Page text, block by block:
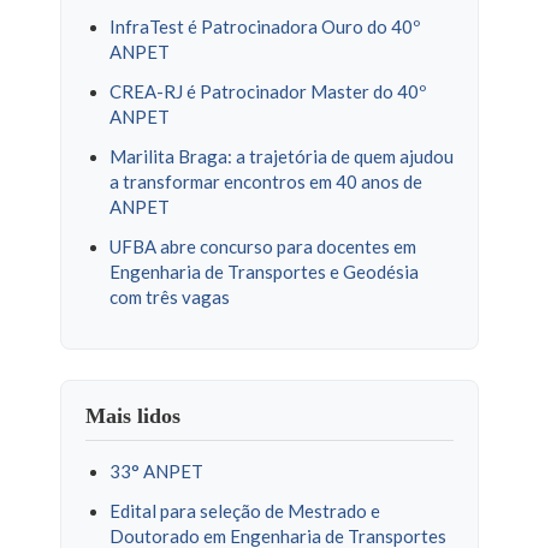
InfraTest é Patrocinadora Ouro do 40º
ANPET
CREA-RJ é Patrocinador Master do 40º
ANPET
Marilita Braga: a trajetória de quem ajudou
a transformar encontros em 40 anos de
ANPET
UFBA abre concurso para docentes em
Engenharia de Transportes e Geodésia
com três vagas
Mais lidos
33° ANPET
Edital para seleção de Mestrado e
Doutorado em Engenharia de Transportes